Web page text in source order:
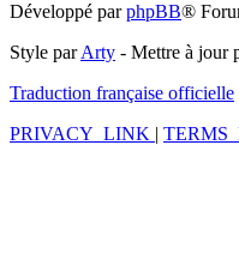
Développé parphpBB®
Style parArty - Mettre à jour
Traduction française officielle
PRIVACY_LINK |